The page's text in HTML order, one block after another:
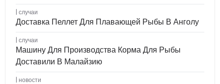
случаи
Доставка Пеллет Для Плавающей Рыбы В Анголу
случаи
Машину Для Производства Корма Для Рыбы
Доставили В Малайзию
новости